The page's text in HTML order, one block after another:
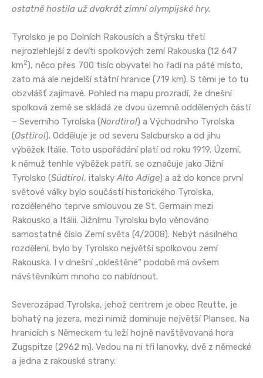
ostatně hostila už dvakrát zimní olympijské hry.
Tyrolsko je po Dolních Rakousích a Štýrsku třetí
nejrozlehlejší z devíti spolkových zemí Rakouska (12 647
km2), něco přes 700 tisíc obyvatel ho řadí na páté místo,
zato má ale nejdelší státní hranice (719 km). S těmi je to tu
obzvlášť zajímavé. Pohled na mapu prozradí, že dnešní
spolková země se skládá ze dvou územně oddělených částí
– Severního Tyrolska (Nordtirol) a Východního Tyrolska
(Osttirol). Odděluje je od severu Salcbursko a od jihu
výběžek Itálie. Toto uspořádání platí od roku 1919. Území,
k němuž tenhle výběžek patří, se označuje jako Jižní
Tyrolsko (Südtirol, italskyAlto Adige) a až do konce první
světové války bylo součástí historického Tyrolska,
rozděleného teprve smlouvou ze St. Germain mezi
Rakousko a Itálii. Jižnímu Tyrolsku bylo věnováno
samostatné číslo Zemí světa (4/2008). Nebýt násilného
rozdělení, bylo by Tyrolsko největší spolkovou zemí
Rakouska. I v dnešní „okleštěné“ podobě má ovšem
návštěvníkům mnoho co nabídnout.
Severozápad Tyrolska, jehož centrem je obec Reutte, je
bohatý na jezera, mezi nimiž dominuje největší Plansee. Na
hranicích s Německem tu leží hojně navštěvovaná hora
Zugspitze (2962 m). Vedou na ni tři lanovky, dvě z německé
a jedna z rakouské strany.